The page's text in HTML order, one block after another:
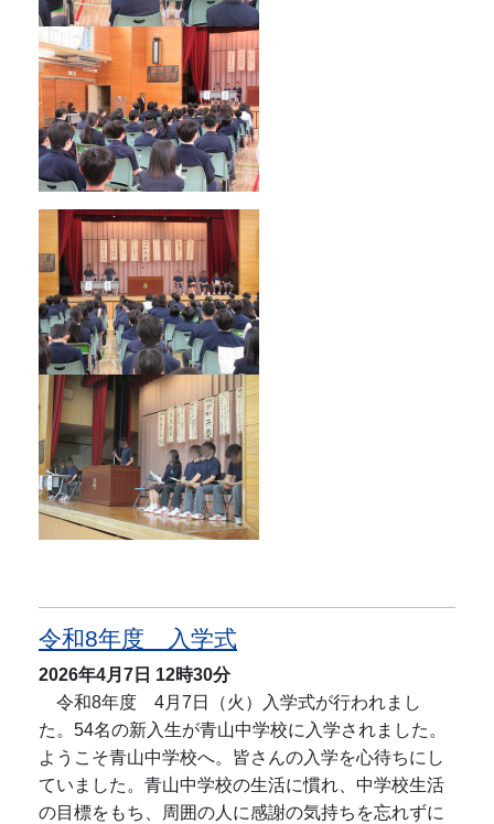
令和8年度 入学式
2026年4月7日 12時30分
令和8年度 4月7日（火）入学式が行われまし
た。54名の新入生が青山中学校に入学されました。
ようこそ青山中学校へ。皆さんの入学を心待ちにし
ていました。青山中学校の生活に慣れ、中学校生活
の目標をもち、周囲の人に感謝の気持ちを忘れずに